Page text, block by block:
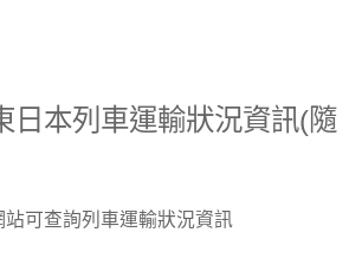
日本列車運輸狀況資訊(隨
可查詢列車運輸狀況資訊